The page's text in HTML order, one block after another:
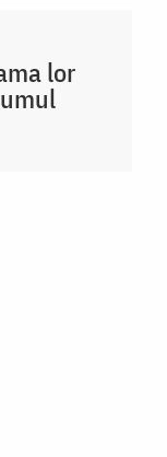
lor